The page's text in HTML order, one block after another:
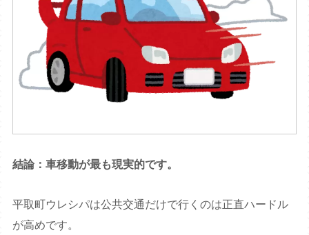
結論：車移動が最も現実的です。
平取町ウレシパは公共交通だけで行くのは正直ハードル
が高めです。